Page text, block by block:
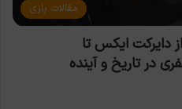
مقالات بازی
دایرکت ایکس تا
تاریخ و آینده